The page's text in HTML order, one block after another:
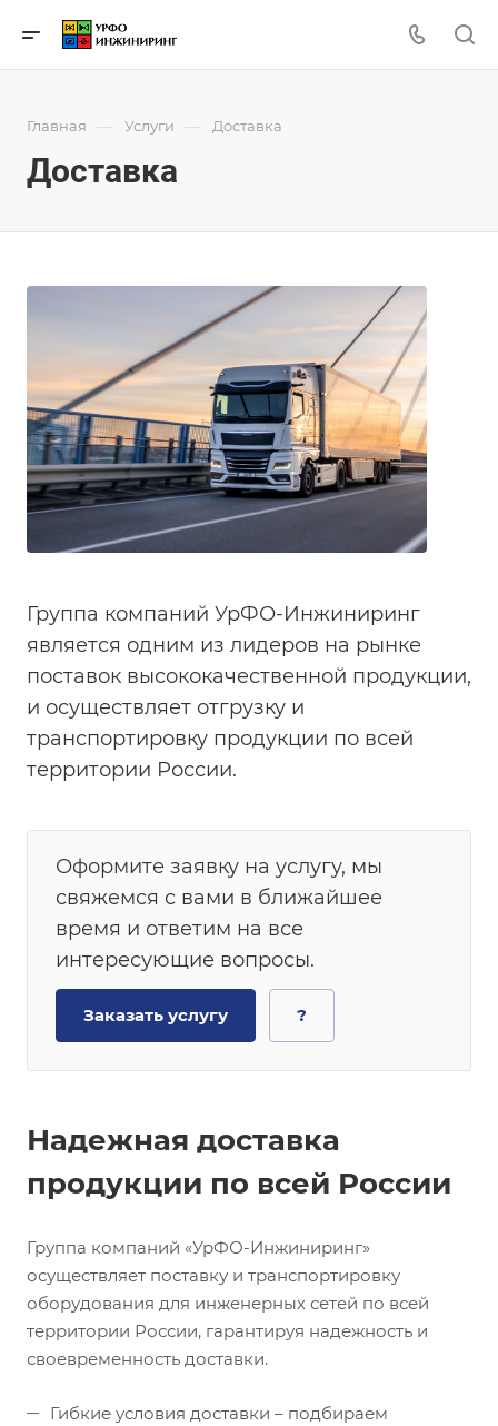
Главная — Услуги — Доставка
Доставка
Группа компаний УрФО-Инжиниринг
является одним из лидеров на рынке
поставок высококачественной продукции,
и осуществляет отгрузку и
транспортировку продукции по всей
территории России.
Оформите заявку на услугу, мы
свяжемся с вами в ближайшее
время и ответим на все
интересующие вопросы.
Заказать услугу ?
Надежная доставка
продукции по всей России
Группа компаний «УрФО-Инжиниринг»
осуществляет поставку и транспортировку
оборудования для инженерных сетей по всей
территории России, гарантируя надежность и
своевременность доставки.
Гибкие условия доставки – подбираем